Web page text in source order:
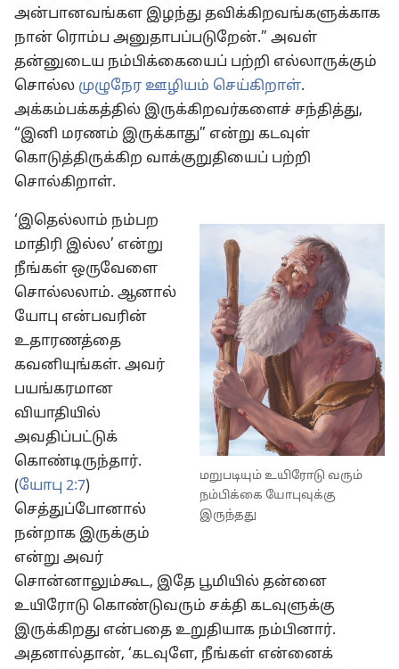
அன்பானவங்கள இழந்து தவிக்கிறவங்களுக்காக
நான் ரொம்ப அனுதாபப்படுறேன்.” அவள்
தன்னுடைய நம்பிக்கையைப் பற்றி எல்லாருக்கும்
சொல்ல முழுநேர ஊழியம் செய்கிறாள்.
அக்கம்பக்கத்தில் இருக்கிறவர்களைச் சந்தித்து,
“இனி மரணம் இருக்காது” என்று கடவுள்
கொடுத்திருக்கிற வாக்குறுதியைப் பற்றி
சொல்கிறாள்.
மறுபடியும் உயிரோடு வரும்
நம்பிக்கை யோபுவுக்கு
இருந்தது
‘இதெல்லாம் நம்பற
மாதிரி இல்ல’ என்று
நீங்கள் ஒருவேளை
சொல்லலாம். ஆனால்
யோபு என்பவரின்
உதாரணத்தை
கவனியுங்கள். அவர்
பயங்கரமான
வியாதியில்
அவதிப்பட்டுக்
கொண்டிருந்தார்.
(யோபு 2:7)
செத்துப்போனால்
நன்றாக இருக்கும்
என்று அவர்
சொன்னாலும்கூட, இதே பூமியில் தன்னை
உயிரோடு கொண்டுவரும் சக்தி கடவுளுக்கு
இருக்கிறது என்பதை உறுதியாக நம்பினார்.
அதனால்தான், ‘கடவுளே, நீங்கள் என்னைக்